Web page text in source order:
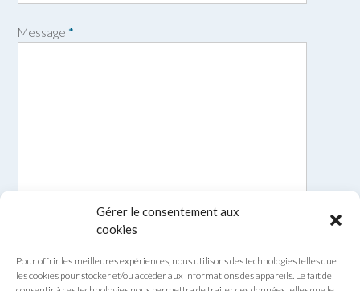
Gérer le consentement aux
cookies
Pour offrir les meilleures expériences, nous utilisons des technologies telles que
les cookies pour stocker et/ou accéder aux informations des appareils. Le fait de
Message *